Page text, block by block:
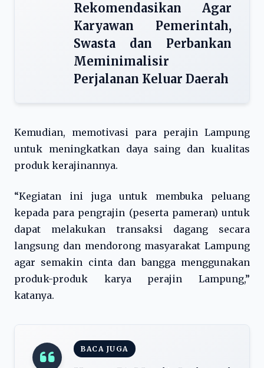
Rekomendasikan Agar
Karyawan Pemerintah,
Swasta dan Perbankan
Meminimalisir
Perjalanan Keluar Daerah
Kemudian, memotivasi para perajin Lampung
untuk meningkatkan daya saing dan kualitas
produk kerajinannya.
“Kegiatan ini juga untuk membuka peluang
kepada para pengrajin (peserta pameran) untuk
dapat melakukan transaksi dagang secara
langsung dan mendorong masyarakat Lampung
agar semakin cinta dan bangga menggunakan
produk-produk karya perajin Lampung,”
katanya.
BACA JUGA